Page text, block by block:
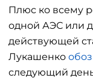
Плюс ко всему
одной АЭС или
действующей
Лукашенко
следующий